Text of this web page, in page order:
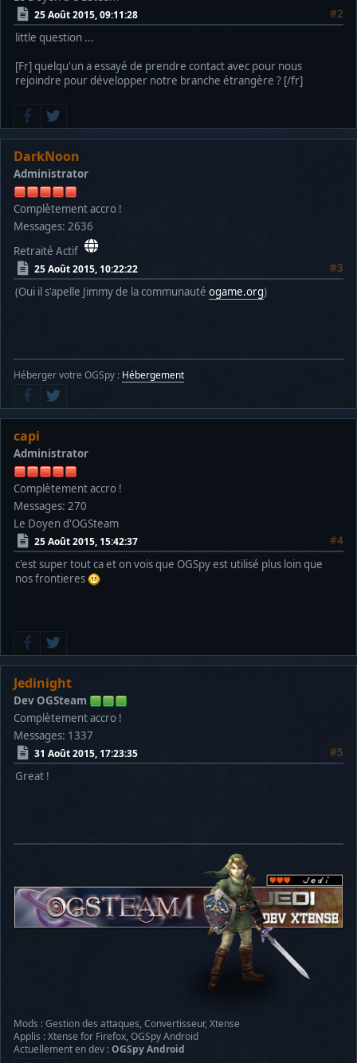
25 Août 2015, 09:11:28
#2
little question ...
[Fr] quelqu'un a essayé de prendre contact avec pour nous
rejoindre pour développer notre branche étrangère ? [/fr]
DarkNoon
Administrator
Complètement accro !
Messages: 2636
Retraité Actif
25 Août 2015, 10:22:22
#3
(Oui il s'apelle Jimmy de la communauté ogame.org)
Héberger votre OGSpy : Hébergement
capi
Administrator
Complètement accro !
Messages: 270
Le Doyen d'OGSteam
25 Août 2015, 15:42:37
#4
c'est super tout ca et on vois que OGSpy est utilisé plus loin que
nos frontieres
Jedinight
Dev OGSteam
Complètement accro !
Messages: 1337
31 Août 2015, 17:23:35
#5
Great !
Mods : Gestion des attaques, Convertisseur, Xtense
Applis : Xtense for Firefox, OGSpy Android
Actuellement en dev :OGSpy Android